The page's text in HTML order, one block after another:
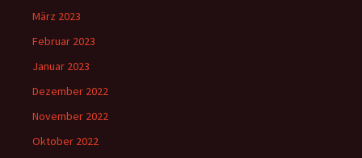
März 2023
Februar 2023
Januar 2023
Dezember 2022
November 2022
Oktober 2022